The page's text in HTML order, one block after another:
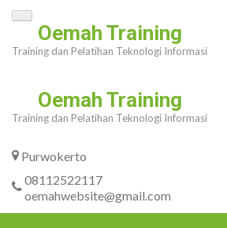
Skip
content
Enter)
Oemah Training
Training dan Pelatihan Teknologi Informasi
Oemah Training
Training dan Pelatihan Teknologi Informasi
Purwokerto
08112522117
oemahwebsite@gmail.com